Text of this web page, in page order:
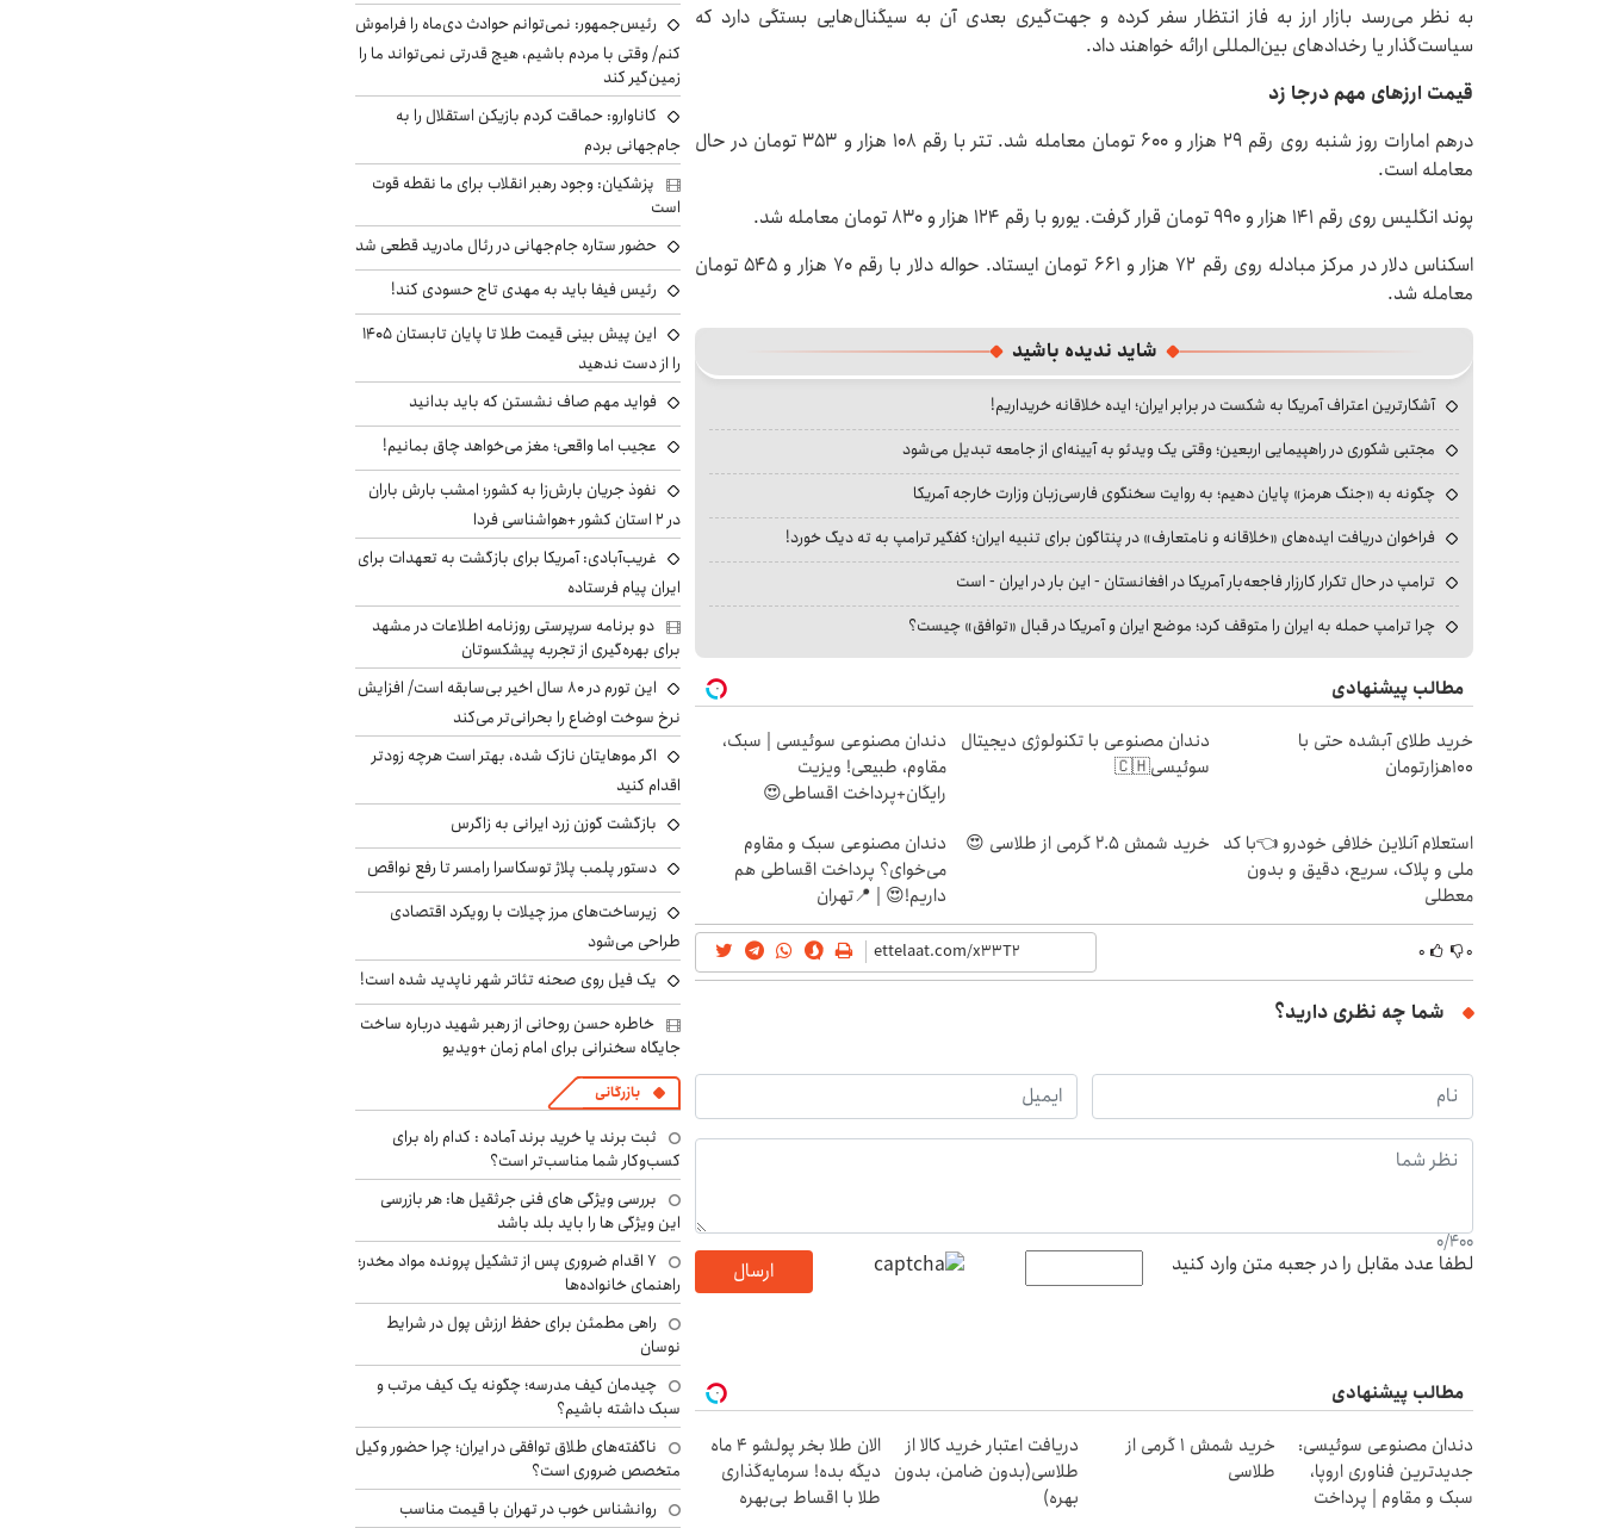
به نظر می‌رسد بازار ارز به فاز انتظار سفر کرده و جهت‌گیری بعدی آن به سیگنال‌هایی بستگی دارد که
سیاست‌گذار یا رخدادهای بین‌المللی ارائه خواهند داد.
قیمت ارزهای مهم درجا زد
درهم امارات روز شنبه روی رقم ۲۹ هزار و ۶۰۰ تومان معامله شد. تتر با رقم ۱۰۸ هزار و ۳۵۳ تومان در حال
معامله است.
پوند انگلیس روی رقم ۱۴۱ هزار و ۹۹۰ تومان قرار گرفت. یورو با رقم ۱۲۴ هزار و ۸۳۰ تومان معامله شد.
اسکناس دلار در مرکز مبادله روی رقم ۷۲ هزار و ۶۶۱ تومان ایستاد. حواله دلار با رقم ۷۰ هزار و ۵۴۵ تومان
معامله شد.
شاید ندیده باشید
آشکارترین اعتراف آمریکا به شکست در برابر ایران؛ ایده خلاقانه خریداریم!
مجتبی شکوری در راهپیمایی اربعین؛ وقتی یک ویدئو به آیینه‌ای از جامعه تبدیل می‌شود
چگونه به «جنگ هرمز» پایان دهیم؛ به روایت سخنگوی فارسی‌زبان وزارت خارجه آمریکا
فراخوان دریافت ایده‌های «خلاقانه و نامتعارف» در پنتاگون برای تنبیه ایران؛ کفگیر ترامپ به ته دیگ خورد!
ترامپ در حال تکرار کارزار فاجعه‌بار آمریکا در افغانستان - این بار در ایران - است
چرا ترامپ حمله به ایران را متوقف کرد؛ موضع ایران و آمریکا در قبال «توافق» چیست؟
مطالب پیشنهادی
خرید طلای آبشده حتی با
۱۰۰هزارتومان
دندان مصنوعی با تکنولوژی دیجیتال
سوئیسی🇨🇭
دندان مصنوعی سوئیسی | سبک،
مقاوم، طبیعی! ویزیت
رایگان+پرداخت اقساطی😍
استعلام آنلاین خلافی خودرو 👈با کد
ملی و پلاک، سریع، دقیق و بدون
معطلی
خرید شمش 2.5 گرمی از طلاسی 😍
دندان مصنوعی سبک و مقاوم
می‌خوای؟ پرداخت اقساطی هم
داریم!😍 | 📍تهران
۰ ۰
شما چه نظری دارید؟
0/400
لطفا عدد مقابل را در جعبه متن وارد کنید ارسال
مطالب پیشنهادی
دندان مصنوعی سوئیسی:
جدیدترین فناوری اروپا،
سبک و مقاوم | پرداخت
خرید شمش 1 گرمی از
طلاسی
دریافت اعتبار خرید کالا از
طلاسی(بدون ضامن، بدون
بهره)
الان طلا بخر پولشو 4 ماه
دیگه بده! سرمایه‌گذاری
طلا با اقساط بی‌بهره
رئیس‌جمهور: نمی‌توانم حوادث دی‌ماه را فراموش
کنم/ وقتی با مردم باشیم، هیچ قدرتی نمی‌تواند ما را
زمین‌گیر کند
کاناوارو: حماقت کردم بازیکن استقلال را به
جام‌جهانی بردم
پزشکیان: وجود رهبر انقلاب برای ما نقطه قوت
است
حضور ستاره جام‌جهانی در رئال مادرید قطعی شد
رئیس فیفا باید به مهدی تاج حسودی کند!
این پیش بینی قیمت طلا تا پایان تابستان ۱۴۰۵
را از دست ندهید
فواید مهم صاف نشستن که باید بدانید
عجیب اما واقعی؛ مغز می‌خواهد چاق بمانیم!
نفوذ جریان بارش‌زا به کشور؛ امشب بارش باران
در ۲ استان کشور +هواشناسی فردا
غریب‌آبادی: آمریکا برای بازگشت به تعهدات برای
ایران پیام فرستاده
دو برنامه سرپرستی روزنامه اطلاعات در مشهد
برای بهره‌گیری از تجربه پیشکسوتان
این تورم در ۸۰ سال اخیر بی‌سابقه است/ افزایش
نرخ سوخت اوضاع را بحرانی‌تر می‌کند
اگر موهایتان نازک شده، بهتر است هرچه زودتر
اقدام کنید
بازگشت گوزن زرد ایرانی به زاگرس
دستور پلمب پلاژ توسکاسرا رامسر تا رفع نواقص
زیرساخت‌های مرز چیلات با رویکرد اقتصادی
طراحی می‌شود
یک فیل روی صحنه تئاتر شهر ناپدید شده است!
خاطره حسن روحانی از رهبر شهید درباره ساخت
جایگاه سخنرانی برای امام زمان +ویدیو
بازرگانی
ثبت برند یا خرید برند آماده : کدام راه برای
کسب‌وکار شما مناسب‌تر است؟
بررسی ویژگی های فنی جرثقیل ها: هر بازرسی
این ویژگی ها را باید بلد باشد
۷ اقدام ضروری پس از تشکیل پرونده مواد مخدر؛
راهنمای خانواده‌ها
راهی مطمئن برای حفظ ارزش پول در شرایط
نوسان
چیدمان کیف مدرسه؛ چگونه یک کیف مرتب و
سبک داشته باشیم؟
ناگفته‌های طلاق توافقی در ایران؛ چرا حضور وکیل
متخصص ضروری است؟
روانشناس خوب در تهران با قیمت مناسب